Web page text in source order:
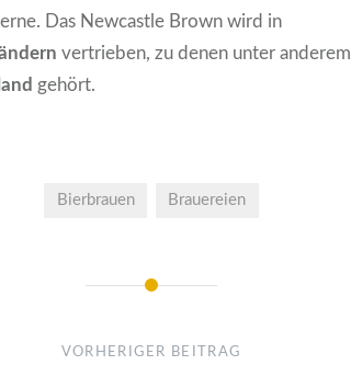
Das Newcastle Brown wird in
vertrieben, zu denen unter anderem
gehört.
Bierbrauen Brauereien
VORHERIGER BEITRAG